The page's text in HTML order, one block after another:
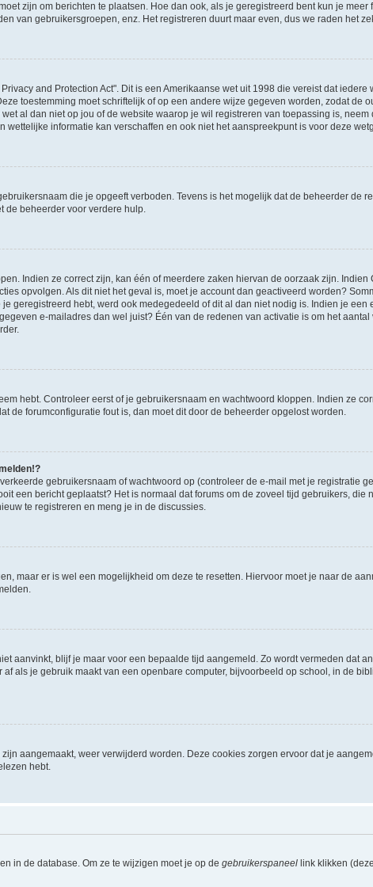
zijn om berichten te plaatsen. Hoe dan ook, als je geregistreerd bent kun je
van gebruikersgroepen, enz. Het registreren duurt maar even, dus we raden het
and Protection Act". Dit is een Amerikaanse wet uit 1998 die vereist dat
toestemming moet schriftelijk of op een andere wijze gegeven worden, zodat de
al dan niet op jou of de website waarop je wil registreren van toepassing is,
wettelijke informatie kan verschaffen en ook niet het aanspreekpunt is voor deze
die je opgeeft verboden. Tevens is het mogelijk dat de beheerder de
de beheerder voor verdere hulp.
Indien ze correct zijn, kan één of meerdere zaken hiervan de oorzaak zijn.
opvolgen. Als dit niet het geval is, moet je account dan geactiveerd worden?
geregistreerd hebt, werd ook medegedeeld of dit al dan niet nodig is. Indien je
e-mailadres dan wel juist? Één van de redenen van activatie is om het
hebt. Controleer eerst of je gebruikersnaam en wachtwoord kloppen. Indien ze
de forumconfiguratie fout is, dan moet dit door de beheerder opgelost worden.
gebruikersnaam of wachtwoord op (controleer de e-mail met je registratie
een bericht geplaatst? Het is normaal dat forums om de zoveel tijd gebruikers,
te registreren en meng je in de discussies.
maar er is wel een mogelijkheid om deze te resetten. Hiervoor moet je naar de
aanvinkt, blijf je maar voor een bepaalde tijd aangemeld. Zo wordt vermeden dat
als je gebruik maakt van een openbare computer, bijvoorbeeld op school, in de
aangemaakt, weer verwijderd worden. Deze cookies zorgen ervoor dat je
hebt.
in de database. Om ze te wijzigen moet je op de gebruikerspaneel link klikken